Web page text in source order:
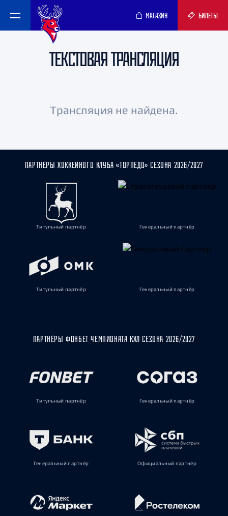
МАГАЗИН БИЛЕТЫ
ТЕКСТОВАЯ ТРАНСЛЯЦИЯ
Трансляция не найдена.
ПАРТНЁРЫ ХОККЕЙНОГО КЛУБА «ТОРПЕДО» СЕЗОНА 2026/2027
Титульный партнёр Генеральный партнёр
Титульный партнёр Генеральный партнёр
ПАРТНЁРЫ ФОНБЕТ ЧЕМПИОНАТА КХЛ СЕЗОНА 2026/2027
Титульный партнёр Генеральный партнёр
Генеральный партнёр Официальный партнёр